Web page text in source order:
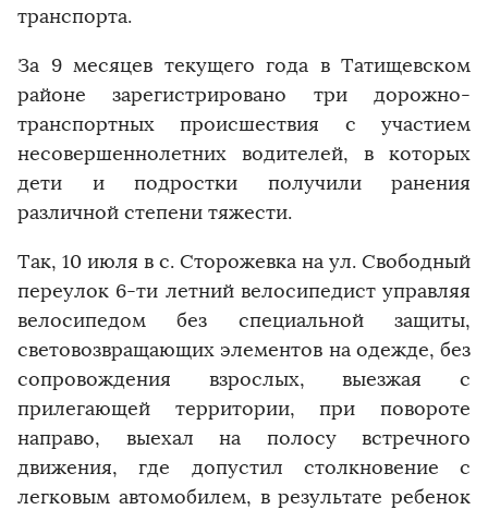
транспорта.
За 9 месяцев текущего года в Татищевском
районе зарегистрировано три дорожно-
транспортных происшествия с участием
несовершеннолетних водителей, в которых
дети и подростки получили ранения
различной степени тяжести.
Так, 10 июля в с. Сторожевка на ул. Свободный
переулок 6-ти летний велосипедист управляя
велосипедом без специальной защиты,
световозвращающих элементов на одежде, без
сопровождения взрослых, выезжая с
прилегающей территории, при повороте
направо, выехал на полосу встречного
движения, где допустил столкновение с
легковым автомобилем, в результате ребенок